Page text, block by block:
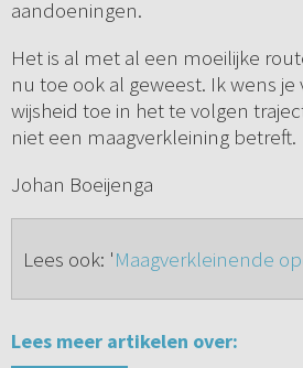
aandoeningen.
Het is al met al een moeilijke
nu toe ook al geweest. Ik wens
wijsheid toe in het te volgen
niet een maagverkleining betreft.
Johan Boeijenga
Lees ook: 'Maagverkleinende
Lees meer artikelen over: